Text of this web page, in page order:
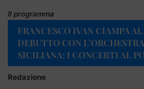
Il programma
FRANCESCO IVAN CIAMPA AL
DEBUTTO CON
SICILIANA: I CONCERTI AL
Redazione